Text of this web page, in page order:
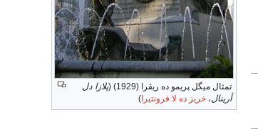
تمثال ميگل پريمو ده ريڤرا (1929) (
پلازا دل
أرينال، خريز ده لا فرونتيرا )